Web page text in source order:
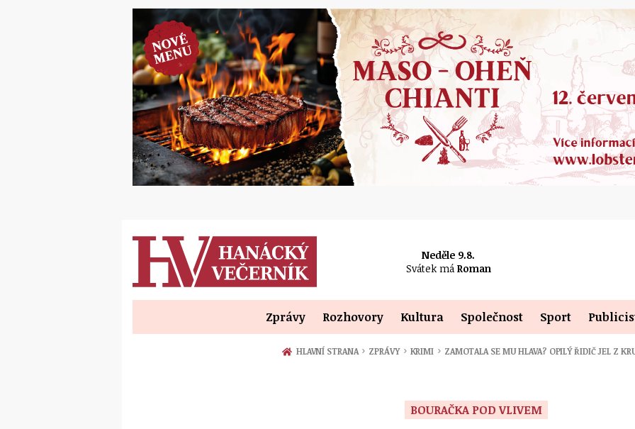
Neděle 9.8.
Svátek má Roman
Zprávy Rozhovory Kultura Společnost Sport
HLAVNÍ STRANA › ZPRÁVY › KRIMI › ZAMOTALA SE MU HLAVA? OPILÝ ŘIDIČ JEL Z
BOURAČKA POD VLIVEM